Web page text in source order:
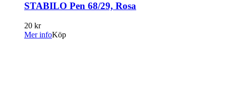
STABILO Pen 68/29, Rosa
20 kr
Mer infoKöp